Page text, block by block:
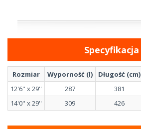
Specyfikacja
Rozmiar Wyporność (l) Długość (cm)
12'6'' x 29''
287 381
14'0'' x 29''
309 426